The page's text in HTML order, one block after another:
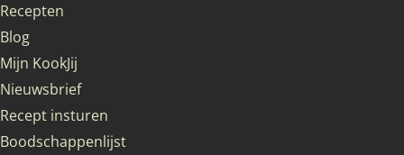
Recepten
Blog
Mijn KookJij
Nieuwsbrief
Recept insturen
Boodschappenlijst